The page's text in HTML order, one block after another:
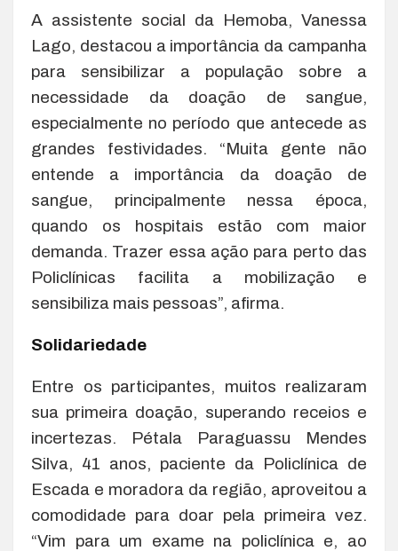
A assistente social da Hemoba, Vanessa
Lago, destacou a importância da campanha
para sensibilizar a população sobre a
necessidade da doação de sangue,
especialmente no período que antecede as
grandes festividades. “Muita gente não
entende a importância da doação de
sangue, principalmente nessa época,
quando os hospitais estão com maior
demanda. Trazer essa ação para perto das
Policlínicas facilita a mobilização e
sensibiliza mais pessoas”, afirma.
Solidariedade
Entre os participantes, muitos realizaram
sua primeira doação, superando receios e
incertezas. Pétala Paraguassu Mendes
Silva, 41 anos, paciente da Policlínica de
Escada e moradora da região, aproveitou a
comodidade para doar pela primeira vez.
“Vim para um exame na policlínica e, ao